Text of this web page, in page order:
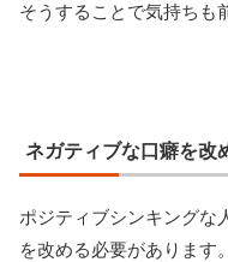
そうすることで気持ちも
ネガティブな口癖を改
ポジティブシンキングな
を改める必要があります